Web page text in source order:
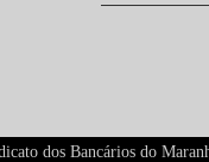
dos Bancários do